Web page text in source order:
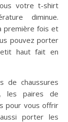
votre t-shirt
diminue.
première fois et
pouvez porter
haut fait en
de chaussures
les paires de
pour vous offrir
porter les